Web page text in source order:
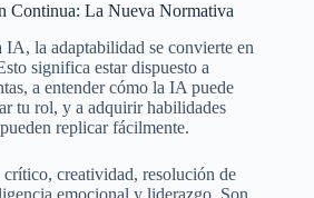
Continua: La Nueva Normativa
IA, la adaptabilidad se convierte en
significa estar dispuesto a
a entender cómo la IA puede
tu rol, y a adquirir habilidades
replicar fácilmente.
creatividad, resolución de
emocional y liderazgo. Son